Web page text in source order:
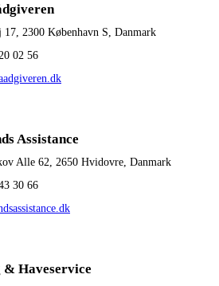
17, 2300 København S, Danmark
02 56
Assistance
Alle 62, 2650 Hvidovre, Danmark
30 66
Haveservice